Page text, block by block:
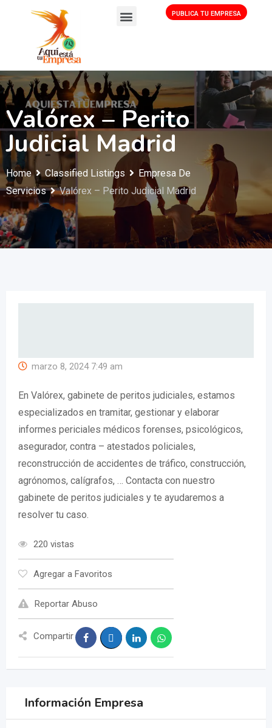
PUBLICA TU EMPRESA
Valórex – Perito
Judicial Madrid
Home Classified Listings
Empresa De
Servicios
Valórex – Perito Judicial Madrid
marzo 8, 2024 7:49 am
En Valórex, gabinete de peritos judiciales, estamos
especializados en tramitar, gestionar y elaborar
informes periciales médicos forenses, psicológicos,
asegurador, contra – atestados policiales,
reconstrucción de accidentes de tráfico, construcción,
agrónomos, calígrafos, … Contacta con nuestro
gabinete de peritos judiciales y te ayudaremos a
resolver tu caso.
220 vistas
Agregar a Favoritos
Reportar Abuso
Compartir
Información Empresa